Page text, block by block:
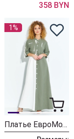
358 BYN
1%
Платье ЕвроМода 691 хаки